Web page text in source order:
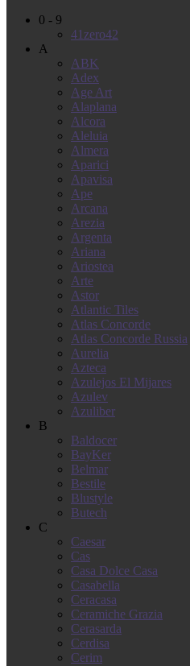
0 - 9
41zero42
A
ABK
Adex
Age Art
Alaplana
Alcora
Aleluia
Almera
Aparici
Apavisa
Ape
Arcana
Arezia
Argenta
Ariana
Ariostea
Arte
Astor
Atlantic Tiles
Atlas Concorde
Atlas Concorde Russia
Aurelia
Azteca
Azulejos El Mijares
Azulev
Azuliber
B
Baldocer
BayKer
Belmar
Bestile
Blustyle
Butech
C
Caesar
Cas
Casa Dolce Casa
Casabella
Ceracasa
Ceramiche Grazia
Cerasarda
Cerdisa
Cerim